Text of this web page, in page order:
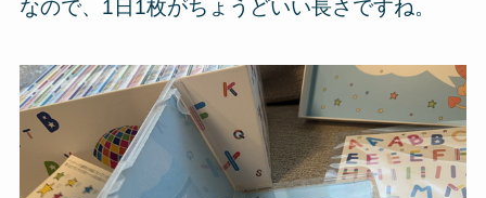
なので、1日1枚がちょうどいい長さですね。